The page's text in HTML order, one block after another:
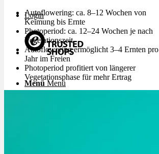
Login
Menü Menü
Autoflowering: ca. 8–12 Wochen von
Keimung bis Ernte
Photoperiod: ca. 12–24 Wochen je nach
Vegetationszeit
Autoflowering ermöglicht 3–4 Ernten pro
Jahr im Freien
Photoperiod profitiert von längerer
Vegetationsphase für mehr Ertrag